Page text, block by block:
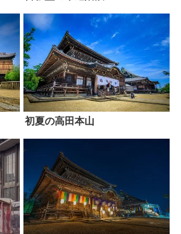
初夏の高田本山